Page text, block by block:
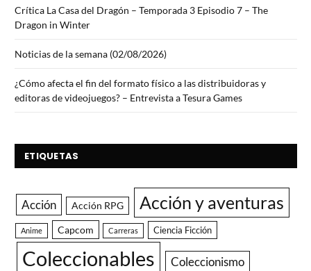
Crítica La Casa del Dragón – Temporada 3 Episodio 7 – The
Dragon in Winter
Noticias de la semana (02/08/2026)
¿Cómo afecta el fin del formato físico a las distribuidoras y
editoras de videojuegos? – Entrevista a Tesura Games
ETIQUETAS
Acción Acción RPG Acción y aventuras
Anime Capcom Carreras Ciencia Ficción
Coleccionables Coleccionismo